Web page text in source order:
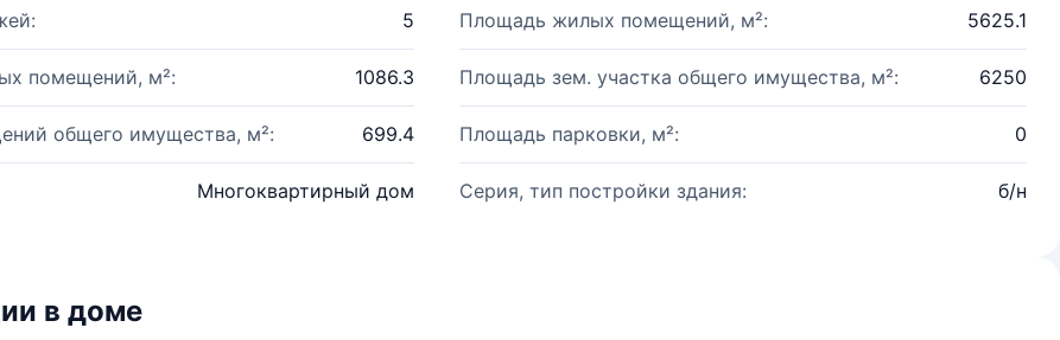
5 Площадь жилых помещений, м²: 5625.1
помещений, м²: 1086.3 Площадь зем. участка общего имущества, м²: 6250
общего имущества, м²: 699.4 Площадь парковки, м²: 0
Многоквартирный дом Серия, тип постройки здания: б/н
в доме